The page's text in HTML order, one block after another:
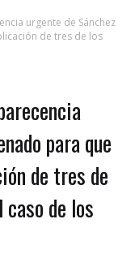
urgente de Sánchez
de tres de los
para que
de tres de
de los